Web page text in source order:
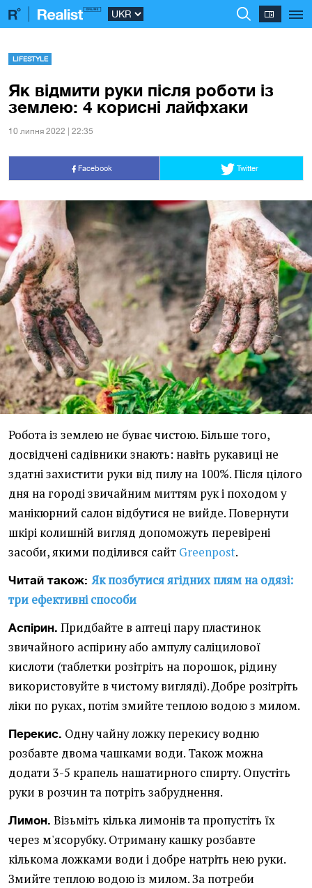
LIFESTYLE
Як відмити руки після роботи із
землею: 4 корисні лайфхаки
10 липня 2022 | 22:35
Facebook Twitter
Робота із землею не буває чистою. Більше того,
досвідчені садівники знають: навіть рукавиці не
здатні захистити руки від пилу на 100%. Після цілого
дня на городі звичайним миттям рук і походом у
манікюрний салон відбутися не вийде. Повернути
шкірі колишній вигляд допоможуть перевірені
засоби, якими поділився сайт Greenpost.
Читай також: Як позбутися ягідних плям на одязі:
три ефективні способи
Аспірин. Придбайте в аптеці пару пластинок
звичайного аспірину або ампулу саліцилової
кислоти (таблетки розітріть на порошок, рідину
використовуйте в чистому вигляді). Добре розітріть
ліки по руках, потім змийте теплою водою з милом.
Перекис. Одну чайну ложку перекису водню
розбавте двома чашками води. Також можна
додати 3-5 крапель нашатирного спирту. Опустіть
руки в розчин та потріть забруднення.
Лимон. Візьміть кілька лимонів та пропустіть їх
через м'ясорубку. Отриману кашку розбавте
кількома ложками води і добре натріть нею руки.
Змийте теплою водою із милом. За потреби